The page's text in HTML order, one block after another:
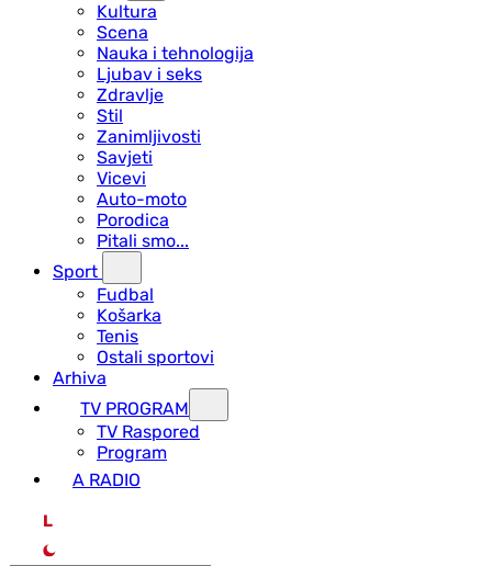
Kultura
Scena
Nauka i tehnologija
Ljubav i seks
Zdravlje
Stil
Zanimljivosti
Savjeti
Vicevi
Auto-moto
Porodica
Pitali smo...
Sport
Fudbal
Košarka
Tenis
Ostali sportovi
Arhiva
TV PROGRAM
ТV Raspored
Program
A RADIO
L